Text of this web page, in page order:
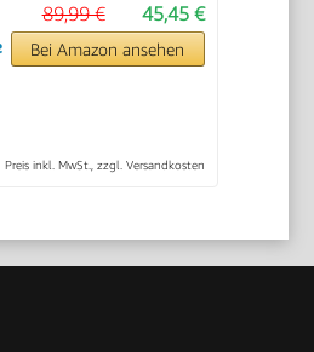
45,45 €
89,99 €
Bei Amazon ansehen
Preis inkl. MwSt., zzgl. Versandkosten